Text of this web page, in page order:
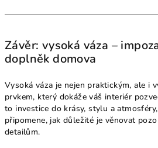
Závěr: vysoká váza –
doplněk domova
Vysoká váza je nejen praktickým, ale i
prvkem, který dokáže váš interiér
to investice do krásy, stylu a
připomene, jak důležité je věnovat
detailům.